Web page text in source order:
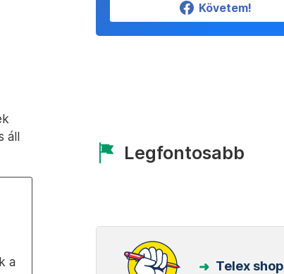
áll
a
Követem!
Legfontosabb
Telex shop